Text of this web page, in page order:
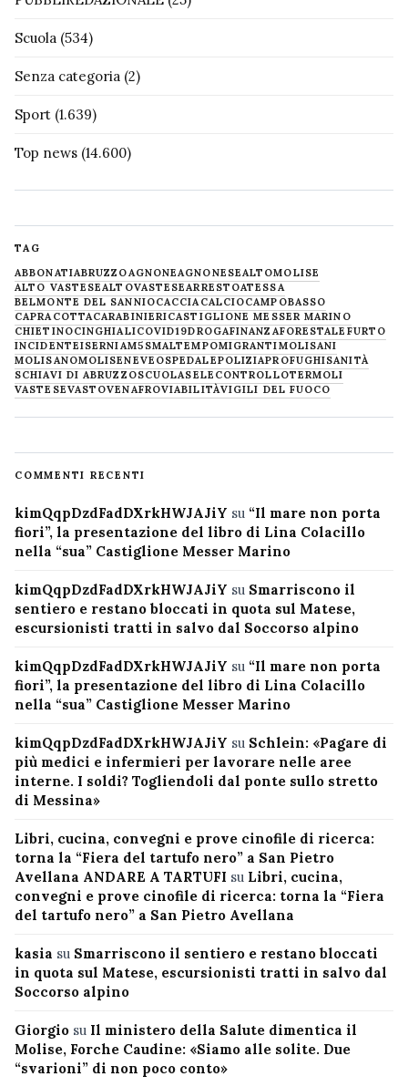
Scuola (534)
Senza categoria (2)
Sport (1.639)
Top news (14.600)
TAG
ABBONATIABRUZZOAGNONEAGNONESEALTOMOLISE
ALTO VASTESEALTOVASTESEARRESTOATESSA
BELMONTE DEL SANNIOCACCIACALCIOCAMPOBASSO
CAPRACOTTACARABINIERICASTIGLIONE MESSER MARINO
CHIETINOCINGHIALICOVID19DROGAFINANZAFORESTALE FURTO
INCIDENTEISERNIAM5SMALTEMPOMIGRANTIMOLISANI
MOLISANOMOLISENEVE OSPEDALEPOLIZIAPROFUGHISANITÀ
SCHIAVI DI ABRUZZOSCUOLASELECONTROLLOTERMOLI
VASTESEVASTOVENAFROVIABILITÀVIGILI DEL FUOCO
COMMENTI RECENTI
kimQqpDzdFadDXrkHWJAJiY su “Il mare non porta
fiori”, la presentazione del libro di Lina Colacillo
nella “sua” Castiglione Messer Marino
kimQqpDzdFadDXrkHWJAJiY su Smarriscono il
sentiero e restano bloccati in quota sul Matese,
escursionisti tratti in salvo dal Soccorso alpino
kimQqpDzdFadDXrkHWJAJiY su “Il mare non porta
fiori”, la presentazione del libro di Lina Colacillo
nella “sua” Castiglione Messer Marino
kimQqpDzdFadDXrkHWJAJiY su Schlein: «Pagare di
più medici e infermieri per lavorare nelle aree
interne. I soldi? Togliendoli dal ponte sullo stretto
di Messina»
Libri, cucina, convegni e prove cinofile di ricerca:
torna la “Fiera del tartufo nero” a San Pietro
Avellana ANDARE A TARTUFI su Libri, cucina,
convegni e prove cinofile di ricerca: torna la “Fiera
del tartufo nero” a San Pietro Avellana
kasia su Smarriscono il sentiero e restano bloccati
in quota sul Matese, escursionisti tratti in salvo dal
Soccorso alpino
Giorgio su Il ministero della Salute dimentica il
Molise, Forche Caudine: «Siamo alle solite. Due
“svarioni” di non poco conto»